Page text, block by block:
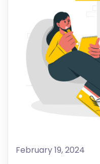
February 19, 2024